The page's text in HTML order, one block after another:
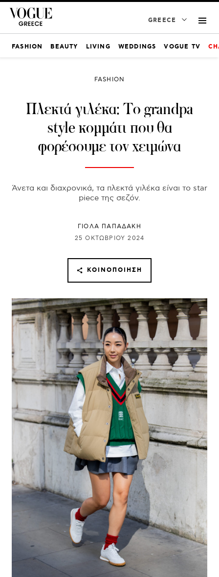
GREECE
FASHION BEAUTY LIVING WEDDINGS VOGUE TV
FASHION
Πλεκτά γιλέκα: To grandpa
style κομμάτι που θα
φορέσουμε τον χειμώνα
Άνετα και διαχρονικά, τα πλεκτά γιλέκα είναι το star
piece της σεζόν.
ΓΙΌΛΑ ΠΑΠΑΔΆΚΗ
25 ΟΚΤΩΒΡΊΟΥ 2024
ΚΟΙΝΟΠΟΊΗΣΗ